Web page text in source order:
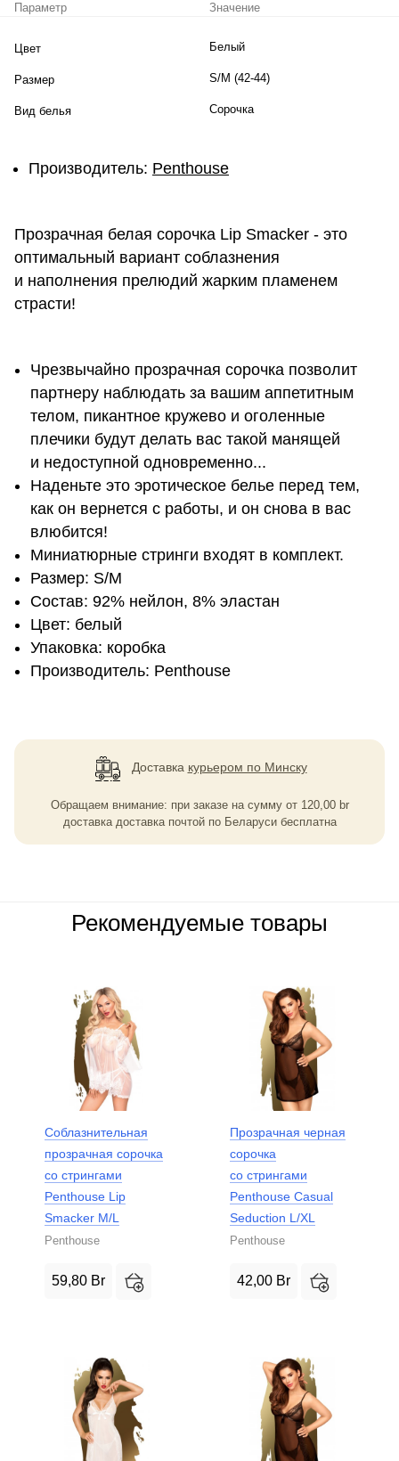
Параметр Значение
Цвет Белый
Размер S/M (42-44)
Вид белья Сорочка
Производитель: Penthouse
Прозрачная белая сорочка Lip Smacker - это
оптимальный вариант соблазнения
и наполнения прелюдий жарким пламенем
страсти!
Чрезвычайно прозрачная сорочка позволит
партнеру наблюдать за вашим аппетитным
телом, пикантное кружево и оголенные
плечики будут делать вас такой манящей
и недоступной одновременно...
Наденьте это эротическое белье перед тем,
как он вернется с работы, и он снова в вас
влюбится!
Миниатюрные стринги входят в комплект.
Размер: S/M
Состав: 92% нейлон, 8% эластан
Цвет: белый
Упаковка: коробка
Производитель: Penthouse
Доставка курьером по Минску
Обращаем внимание: при заказе на сумму от 120,00 br
доставка доставка почтой по Беларуси бесплатна
Рекомендуемые товары
Соблазнительная
прозрачная сорочка
со стрингами
Penthouse Lip
Smacker M/L
Penthouse
59,80 Br
Прозрачная черная
сорочка
со стрингами
Penthouse Casual
Seduction L/XL
Penthouse
42,00 Br